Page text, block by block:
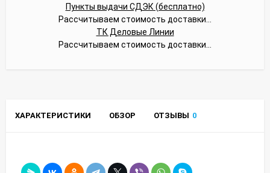
Пункты выдачи СДЭК (бесплатно)
Рассчитываем стоимость доставки...
ТК Деловые Линии
Рассчитываем стоимость доставки...
ХАРАКТЕРИСТИКИ ОБЗОР ОТЗЫВЫ 0